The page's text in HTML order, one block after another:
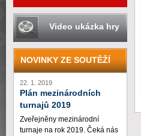
Video ukázka hry
NOVINKY ZE SOUTĚŽÍ
22. 1. 2019
Plán mezinárodních
turnajů 2019
Zveřejněny mezinárodní
turnaje na rok 2019. Čeká nás